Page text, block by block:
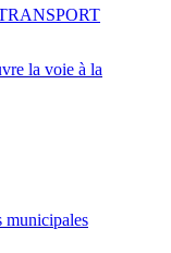
la voie à la
municipales